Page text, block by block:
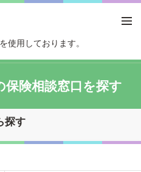
使用しております。
本線
保険相談窓口を探す
探す